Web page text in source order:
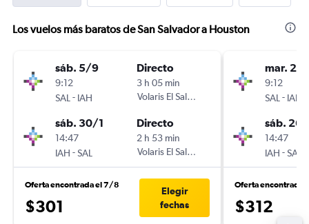
Los vuelos más baratos de San Salvador a Houston
sáb. 5/9
9:12
SAL - IAH
Directo
3 h 05 min
Volaris El Salvador
sáb. 30/1
14:47
IAH -SAL
Directo
2 h 53 min
Volaris El Salvador
Oferta encontrada el 7/8
$301
Elegir
fechas
mar.
9:12
SAL - IAH
sáb.
14:47
IAH -SAL
Oferta encontrada
$312